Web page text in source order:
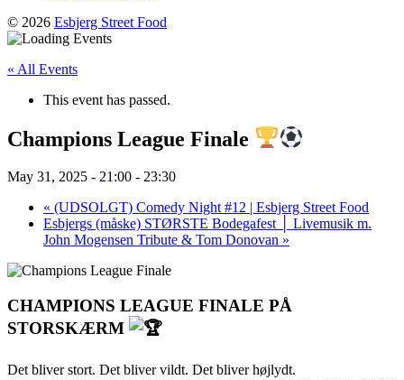
© 2026 Esbjerg Street Food
« All Events
This event has passed.
Champions League Finale
May 31, 2025 - 21:00 - 23:30
« (UDSOLGT) Comedy Night #12 | Esbjerg Street Food
Esbjergs (måske) STØRSTE Bodegafest │ Livemusik m.
John Mogensen Tribute & Tom Donovan »
CHAMPIONS LEAGUE FINALE PÅ
STORSKÆRM
Det bliver stort. Det bliver vildt. Det bliver højlydt.